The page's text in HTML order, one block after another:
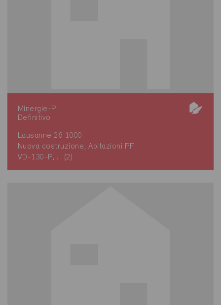
Minergie-P
Definitivo
Lausanne 26 1000
Nuova costruzione, Abitazioni PF
VD-130-P, ... (2)